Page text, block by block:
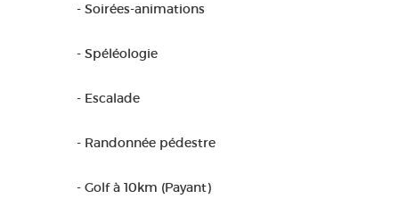
- Soirées-animations
- Spéléologie
- Escalade
- Randonnée pédestre
- Golf à 10km (Payant)